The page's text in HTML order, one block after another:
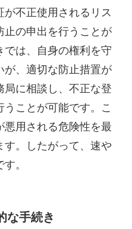
不正使用されるリス
止の申出を行うことが
は、自身の権利を守
が、適切な防止措置が
に相談し、不正な登
ことが可能です。こ
悪用される危険性を最
。したがって、速や
。
な手続き